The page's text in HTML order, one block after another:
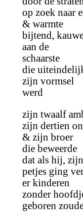
op zoek naar
& warmte
bijtend,
aan de
schaarste
die
zijn vormsel
werd
zijn twaalf
zijn dertien
& zijn broer
die beweerde
dat als hij,
petjes ging
er kinderen
zonder
geboren